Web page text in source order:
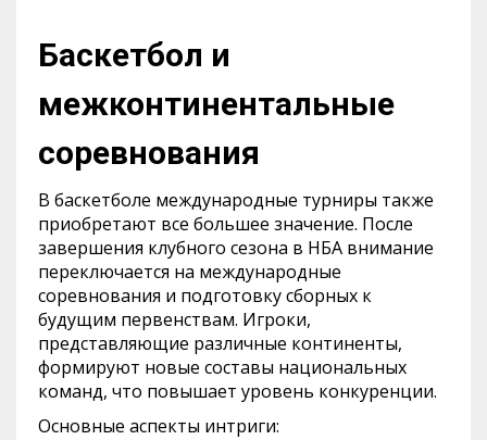
Баскетбол и
межконтинентальные
соревнования
В баскетболе международные турниры также
приобретают все большее значение. После
завершения клубного сезона в НБА внимание
переключается на международные
соревнования и подготовку сборных к
будущим первенствам. Игроки,
представляющие различные континенты,
формируют новые составы национальных
команд, что повышает уровень конкуренции.
Основные аспекты интриги: